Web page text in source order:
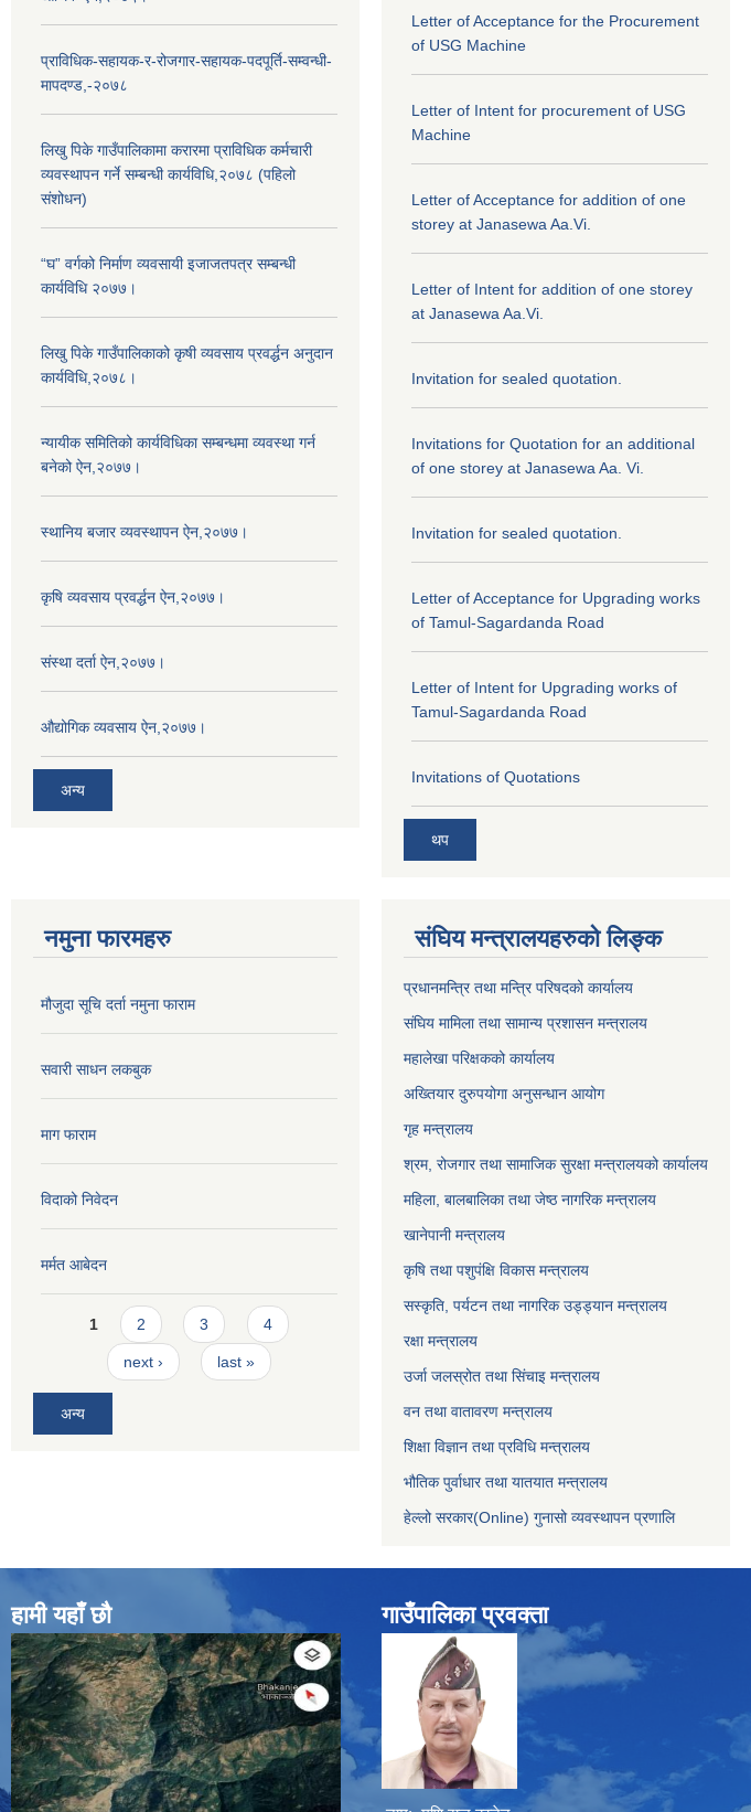
प्राविधिक-सहायक-र-रोजगार-सहायक-पदपूर्ति-सम्वन्धी-
मापदण्ड,-२०७८
लिखु पिके गाउँपालिकामा करारमा प्राविधिक कर्मचारी
व्यवस्थापन गर्ने सम्बन्धी कार्यविधि,२०७८ (पहिलो
संशोधन)
“घ” वर्गको निर्माण व्यवसायी इजाजतपत्र सम्बन्धी
कार्यविधि २०७७।
लिखु पिके गाउँपालिकाको कृषी व्यवसाय प्रवर्द्धन अनुदान
कार्यविधि,२०७८।
न्यायीक समितिको कार्यविधिका सम्बन्धमा व्यवस्था गर्न
बनेको ऐन,२०७७।
स्थानिय बजार व्यवस्थापन ऐन,२०७७।
कृषि व्यवसाय प्रवर्द्धन ऐन,२०७७।
संस्था दर्ता ऐन,२०७७।
औद्योगिक व्यवसाय ऐन,२०७७।
अन्य
Letter of Acceptance for the Procurement
of USG Machine
Letter of Intent for procurement of USG
Machine
Letter of Acceptance for addition of one
storey at Janasewa Aa.Vi.
Letter of Intent for addition of one storey
at Janasewa Aa.Vi.
Invitation for sealed quotation.
Invitations for Quotation for an additional
of one storey at Janasewa Aa. Vi.
Invitation for sealed quotation.
Letter of Acceptance for Upgrading works
of Tamul-Sagardanda Road
Letter of Intent for Upgrading works of
Tamul-Sagardanda Road
Invitations of Quotations
थप
नमुना फारमहरु
मौजुदा सूचि दर्ता नमुना फाराम
सवारी साधन लकबुक
माग फाराम
विदाको निवेदन
मर्मत आबेदन
Pages
1 2 3 4
next › last »
अन्य
संघिय मन्त्रालयहरुको लिङ्‍क
प्रधानमन्त्रि तथा मन्त्रि परिषदको कार्यालय
संघिय मामिला तथा सामान्य प्रशासन मन्त्रालय
महालेखा परिक्षकको कार्यालय
अख्तियार दुरुपयोगा अनुसन्धान आयोग
गृह मन्त्रालय
श्रम, रोजगार तथा सामाजिक सुरक्षा मन्त्रालयको कार्यालय
महिला, बालबालिका तथा जेष्ठ नागरिक मन्त्रालय
खानेपानी मन्त्रालय
कृषि तथा पशुपंक्षि विकास मन्त्रालय
सस्कृति, पर्यटन तथा नागरिक उड्ड्यान मन्त्रालय
रक्षा मन्त्रालय
उर्जा जलस्रोत तथा सिंचाइ मन्‍त्रालय
वन तथा वातावरण मन्त्रालय
शिक्षा विज्ञान तथा प्रविधि मन्त्रालय
भौतिक पुर्वाधार तथा यातयात मन्त्रालय
हेल्लो सरकार(Online) गुनासो व्यवस्थापन प्रणालि
हामी यहाँ छौ गाउँपालिका प्रवक्ता